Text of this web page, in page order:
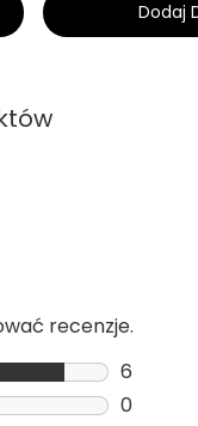
Dodaj